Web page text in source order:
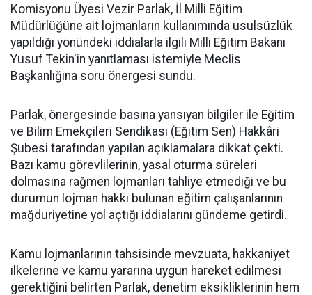
Komisyonu Üyesi Vezir Parlak, İl Milli Eğitim
Müdürlüğüne ait lojmanların kullanımında usulsüzlük
yapıldığı yönündeki iddialarla ilgili Milli Eğitim Bakanı
Yusuf Tekin'in yanıtlaması istemiyle Meclis
Başkanlığına soru önergesi sundu.
Parlak, önergesinde basına yansıyan bilgiler ile Eğitim
ve Bilim Emekçileri Sendikası (Eğitim Sen) Hakkâri
Şubesi tarafından yapılan açıklamalara dikkat çekti.
Bazı kamu görevlilerinin, yasal oturma süreleri
dolmasına rağmen lojmanları tahliye etmediği ve bu
durumun lojman hakkı bulunan eğitim çalışanlarının
mağduriyetine yol açtığı iddialarını gündeme getirdi.
Kamu lojmanlarının tahsisinde mevzuata, hakkaniyet
ilkelerine ve kamu yararına uygun hareket edilmesi
gerektiğini belirten Parlak, denetim eksikliklerinin hem